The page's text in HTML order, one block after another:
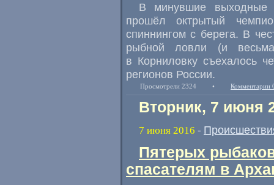
В минувшие выходные
прошёл октрытый
спиннингом с берега. В
рыбной ловли
(и
в Корниловку съехалось
регионов России.
Просмотрели 2324 • Комментарии
Вторник, 7 июня
7 июня 2016 -
Пятерых
спасателям в